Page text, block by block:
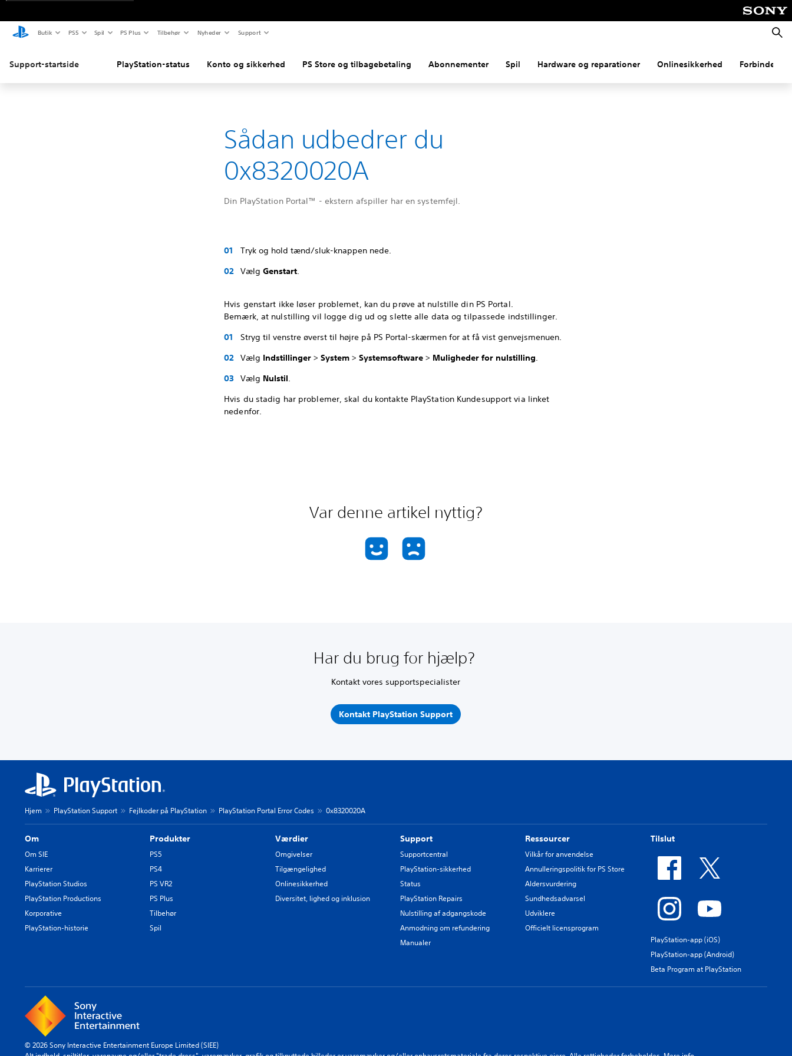
Butik PS5 Spil PS Plus Tilbehør Nyheder Support
Søg
Support-startside PlayStation-status Konto og sikkerhed PS Store og tilbagebetaling Abonnementer Spil Hardware og reparationer Onlinesikkerhed Forbindelse
Sådan udbedrer du
0x8320020A
Din PlayStation Portal™ - ekstern afspiller har en systemfejl.
Tryk og hold tænd/sluk-knappen nede.
VælgGenstart.
Hvis genstart ikke løser problemet, kan du prøve at nulstille din PS Portal.
Bemærk, at nulstilling vil logge dig ud og slette alle data og tilpassede indstillinger.
Stryg til venstre øverst til højre på PS Portal-skærmen for at få vist genvejsmenuen.
Vælg Indstillinger >System >Systemsoftware > Muligheder for nulstilling.
Vælg Nulstil.
Hvis du stadig har problemer, skal du kontakte PlayStation Kundesupport via linket
nedenfor.
Var denne artikel nyttig?
Har du brug for hjælp?
Kontakt vores supportspecialister
Kontakt PlayStation Support
Hjem PlayStation Support Fejlkoder på PlayStation PlayStation Portal Error Codes 0x8320020A
Om
Om SIE
Karrierer
PlayStation Studios
PlayStation Productions
Korporative
PlayStation-historie
Produkter
PS5
PS4
PS VR2
PS Plus
Tilbehør
Spil
Værdier
Omgivelser
Tilgængelighed
Onlinesikkerhed
Diversitet, lighed og inklusion
Support
Supportcentral
PlayStation-sikkerhed
Status
PlayStation Repairs
Nulstilling af adgangskode
Anmodning om refundering
Manualer
Ressourcer
Vilkår for anvendelse
Annulleringspolitik for PS Store
Aldersvurdering
Sundhedsadvarsel
Udviklere
Officielt licensprogram
Tilslut
PlayStation-app (iOS)
PlayStation-app (Android)
Beta Program at PlayStation
© 2026 Sony Interactive Entertainment Europe Limited (SIEE)